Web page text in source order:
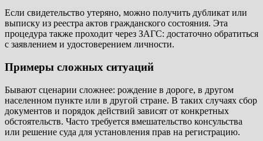
Если свидетельство утеряно, можно получить дубликат или
выписку из реестра актов гражданского состояния. Эта
процедура также проходит через ЗАГС: достаточно обратиться
с заявлением и удостоверением личности.
Примеры сложных ситуаций
Бывают сценарии сложнее: рождение в дороге, в другом
населенном пункте или в другой стране. В таких случаях сбор
документов и порядок действий зависят от конкретных
обстоятельств. Часто требуется вмешательство консульства
или решение суда для установления прав на регистрацию.